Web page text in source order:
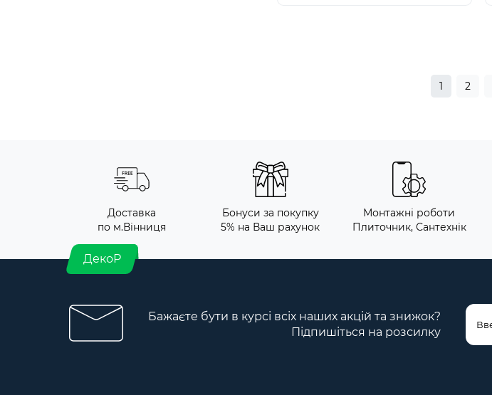
1 2
Доставка
по м.Вінниця
Бонуси за покупку
5% на Ваш рахунок
Монтажні роботи
Плиточник, Сантехнік
ДекоР
Бажаєте бути в курсі всіх наших акцій та знижок?
Підпишіться на розсилку